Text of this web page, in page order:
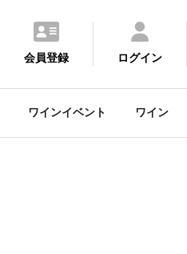
会員登録 ログイン
ワインイベント ワイン